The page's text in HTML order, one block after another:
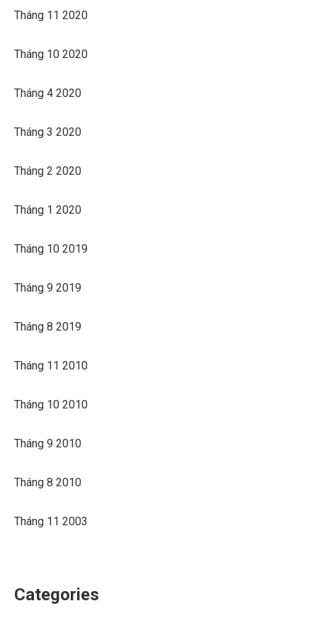
Tháng 11 2020
Tháng 10 2020
Tháng 4 2020
Tháng 3 2020
Tháng 2 2020
Tháng 1 2020
Tháng 10 2019
Tháng 9 2019
Tháng 8 2019
Tháng 11 2010
Tháng 10 2010
Tháng 9 2010
Tháng 8 2010
Tháng 11 2003
Categories